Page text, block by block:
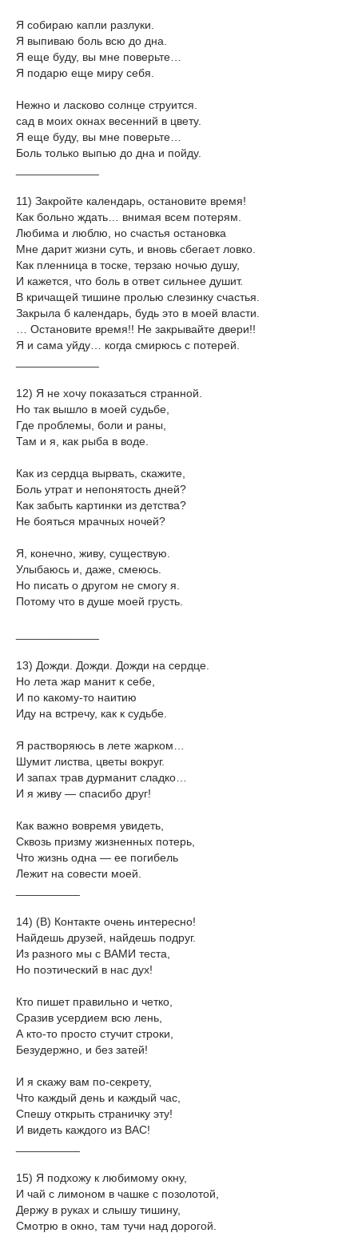
Я собираю капли разлуки.
Я выпиваю боль всю до дна.
Я еще буду, вы мне поверьте…
Я подарю еще миру себя.
Нежно и ласково солнце струится.
сад в моих окнах весенний в цвету.
Я еще буду, вы мне поверьте…
Боль только выпью до дна и пойду.
11) Закройте календарь, остановите время!
Как больно ждать… внимая всем потерям.
Любима и люблю, но счастья остановка
Мне дарит жизни суть, и вновь сбегает ловко.
Как пленница в тоске, терзаю ночью душу,
И кажется, что боль в ответ сильнее душит.
В кричащей тишине пролью слезинку счастья.
Закрыла б календарь, будь это в моей власти.
… Остановите время!! Не закрывайте двери!!
Я и сама уйду… когда смирюсь с потерей.
12) Я не хочу показаться странной.
Но так вышло в моей судьбе,
Где проблемы, боли и раны,
Там и я, как рыба в воде.
Как из сердца вырвать, скажите,
Боль утрат и непонятость дней?
Как забыть картинки из детства?
Не бояться мрачных ночей?
Я, конечно, живу, существую.
Улыбаюсь и, даже, смеюсь.
Но писать о другом не смогу я.
Потому что в душе моей грусть.
13) Дожди. Дожди. Дожди на сердце.
Но лета жар манит к себе,
И по какому-то наитию
Иду на встречу, как к судьбе.
Я растворяюсь в лете жарком…
Шумит листва, цветы вокруг.
И запах трав дурманит сладко…
И я живу — спасибо друг!
Как важно вовремя увидеть,
Сквозь призму жизненных потерь,
Что жизнь одна — ее погибель
Лежит на совести моей.
14) (В) Контакте очень интересно!
Найдешь друзей, найдешь подруг.
Из разного мы с ВАМИ теста,
Но поэтический в нас дух!
Кто пишет правильно и четко,
Сразив усердием всю лень,
А кто-то просто стучит строки,
Безудержно, и без затей!
И я скажу вам по-секрету,
Что каждый день и каждый час,
Спешу открыть страничку эту!
И видеть каждого из ВАС!
15) Я подхожу к любимому окну,
И чай с лимоном в чашке с позолотой,
Держу в руках и слышу тишину,
Смотрю в окно, там тучи над дорогой.